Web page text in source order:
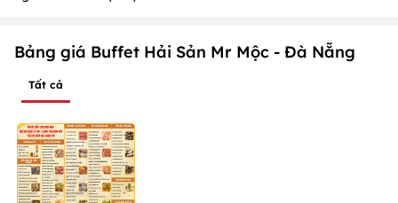
Bảng giá Buffet Hải Sản Mr Mộc - Đà Nẵng
Tất cả